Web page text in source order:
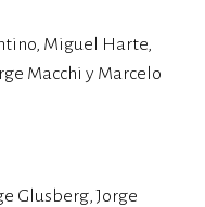
Miguel Harte,
Macchi y Marcelo
Glusberg, Jorge